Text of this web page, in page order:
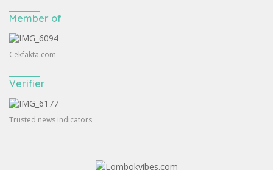
Member of
Cekfakta.com
Verifier
Trusted news indicators